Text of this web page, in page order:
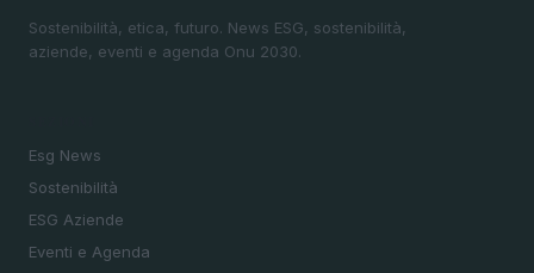
Sostenibilità, etica, futuro. News ESG, sostenibilità,
aziende, eventi e agenda Onu 2030.
Esg News
Sostenibilità
ESG Aziende
Eventi e Agenda